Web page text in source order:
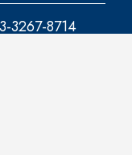
3267-8714